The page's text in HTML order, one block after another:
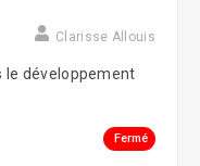
Clarisse Allouis
le développement
Fermé